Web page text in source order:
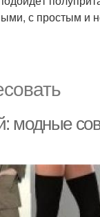
с простым и
модные